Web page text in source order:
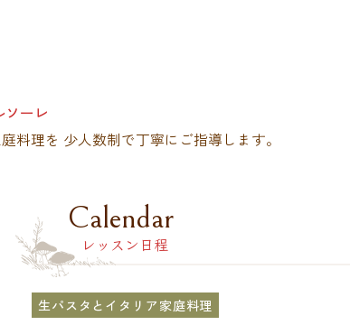
ソーレ
料理を 少人数制で丁寧にご指導します。
Calendar
レッスン日程
生パスタとイタリア家庭料理